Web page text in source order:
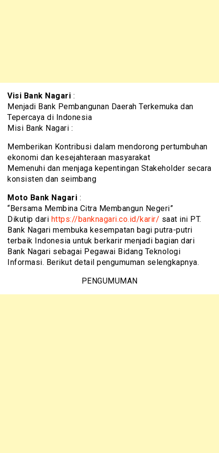
Visi Bank Nagari :
Menjadi Bank Pembangunan Daerah Terkemuka dan
Tepercaya di Indonesia
Misi Bank Nagari :
Memberikan Kontribusi dalam mendorong pertumbuhan
ekonomi dan kesejahteraan masyarakat
Memenuhi dan menjaga kepentingan Stakeholder secara
konsisten dan seimbang
Moto Bank Nagari :
“Bersama Membina Citra Membangun Negeri”
Dikutip dari https://banknagari.co.id/karir/ saat ini PT.
Bank Nagari membuka kesempatan bagi putra-putri
terbaik Indonesia untuk berkarir menjadi bagian dari
Bank Nagari sebagai Pegawai Bidang Teknologi
Informasi. Berikut detail pengumuman selengkapnya.
PENGUMUMAN